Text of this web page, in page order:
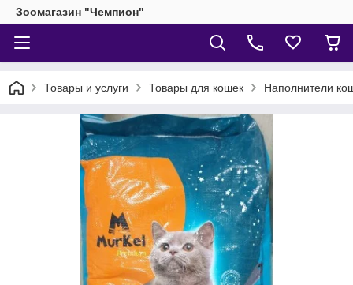
Зоомагазин "Чемпион"
Товары и услуги Товары для кошек Наполнители